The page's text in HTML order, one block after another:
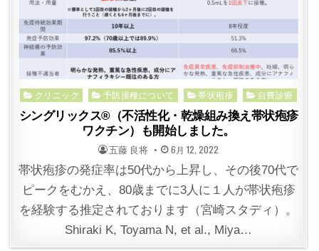
Posted
in
クリニック 予防接種について 帯状疱疹 自費診療
シングリックス®（不活性化・乾燥組み換え帯状疱疹
ワクチン）も開始しました。
POSTED
BY
五藤 良将 POSTED
ON
6月 12, 2022
帯状疱疹の発症率は50代から上昇し、その後70代で
ピークをむかえ、80歳までに3人に１人が帯状疱疹
を経験する推定されております（宮崎スタディ）。
Shiraki K, Toyama N, et al., Miya…